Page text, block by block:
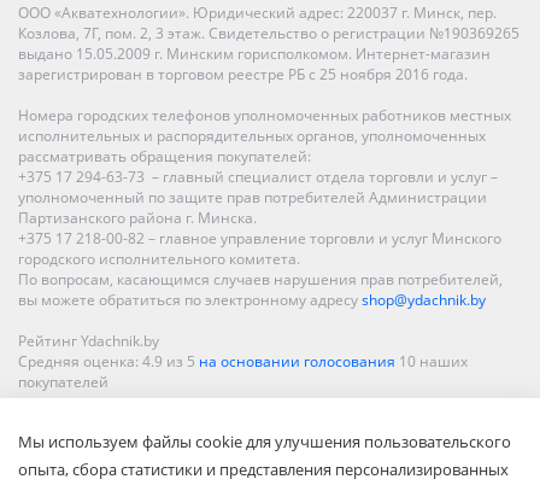
ООО «Акватехнологии». Юридический адрес: 220037 г. Минск, пер.
Козлова, 7Г, пом. 2, 3 этаж. Свидетельство о регистрации №190369265
выдано 15.05.2009 г. Минским горисполкомом. Интернет-магазин
зарегистрирован в торговом реестре РБ с 25 ноября 2016 года.
Номера городских телефонов уполномоченных работников местных
исполнительных и распорядительных органов, уполномоченных
рассматривать обращения покупателей:
+375 17 294-63-73 – главный специалист отдела торговли и услуг –
уполномоченный по защите прав потребителей Администрации
Партизанского района г. Минска.
+375 17 218-00-82 – главное управление торговли и услуг Минского
городского исполнительного комитета.
По вопросам, касающимся случаев нарушения прав потребителей,
вы можете обратиться по электронному адресуshop@ydachnik.by
Рейтинг Ydachnik.by
Средняя оценка: 4.9 из 5 на основании голосования 10 наших
покупателей
Гродно, Могилеве, Бобруйске, Барановичах, Молодечно,
Новополоцке, Пинске, Солигорске. При заказе в интернет-магазине
Мы используем файлы cookie для улучшения пользовательского
опыта, сбора статистики и представления персонализированных